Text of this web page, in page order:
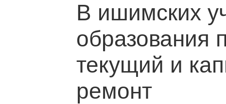
В ишимских
образования
текущий и
ремонт